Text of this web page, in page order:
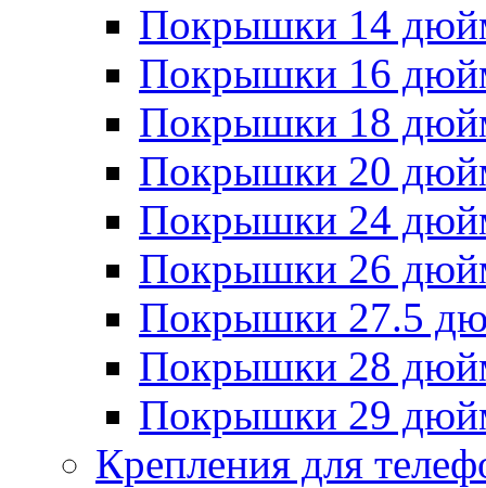
Покрышки 14
Покрышки 16
Покрышки 18
Покрышки 20
Покрышки 24
Покрышки 26
Покрышки 27.5
Покрышки 28
Покрышки 29
Крепления для